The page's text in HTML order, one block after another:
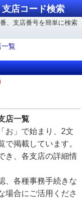
店コード検索
、支店番号を簡単に検索
一覧
店一覧
お」で始まり、2文
掲載しています。
き、各支店の詳細情
、各種事務手続きな
場合にご活用くださ